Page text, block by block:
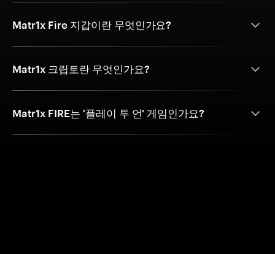
Matr1x Fire 지갑이란 무엇인가요?
Matr1x 크립토란 무엇인가요?
Matr1x FIRE는 '플레이 투 언' 게임인가요?